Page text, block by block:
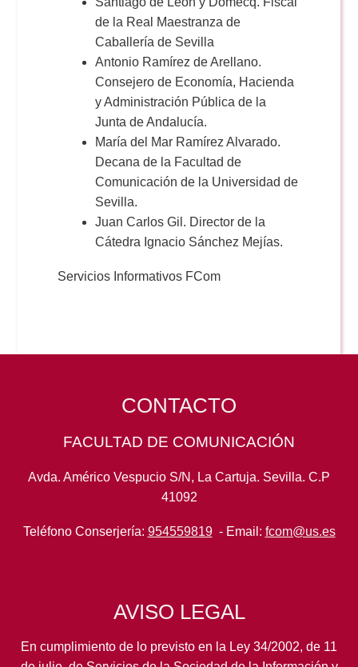
de la Real Maestranza de
Caballería de Sevilla
Antonio Ramírez de Arellano.
Consejero de Economía, Hacienda
y Administración Pública de la
Junta de Andalucía.
María del Mar Ramírez Alvarado.
Decana de la Facultad de
Comunicación de la Universidad de
Sevilla.
Juan Carlos Gil. Director de la
Cátedra Ignacio Sánchez Mejías.
Servicios Informativos FCom
CONTACTO
FACULTAD DE COMUNICACIÓN
Avda. Américo Vespucio S/N, La Cartuja. Sevilla. C.P
41092
Teléfono Conserjería: 954559819- Email: fcom@us.es
AVISO LEGAL
En cumplimiento de lo previsto en la Ley 34/2002, de 11